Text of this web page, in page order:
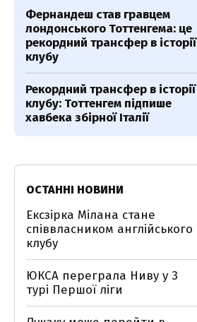
Фернандеш став гравцем
лондонського Тоттенгема: це
рекордний трансфер в історії
клубу
Рекордний трансфер в історії
клубу: Тоттенгем підпише
хавбека збірної Італії
ОСТАННІ НОВИНИ
Ексзірка Мілана стане
співвласником англійського
клубу
ЮКСА переграла Ниву у 3
турі Першої ліги